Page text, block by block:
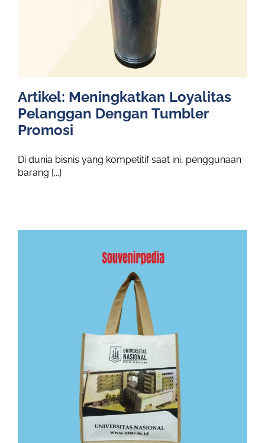
Artikel: Meningkatkan Loyalitas
Pelanggan Dengan Tumbler
Promosi
Di dunia bisnis yang kompetitif saat ini, penggunaan
barang [...]